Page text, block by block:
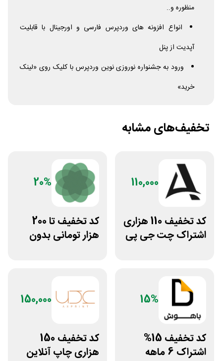
منظوره و..
انواع افزونه های وردپرس فارسی و اورجینال با قابلیت
آپدیت از پنل
ورود به جشنواره نوروزی نوین وردپرس با کلیک روی «لینک
خرید»
تخفیف‌های مشابه
110,000
کد تخفیف 110 هزاری
اشتراک چت جی پی
20%
کد تخفیف تا 200
هزار تومانی بدون
15%
کد تخفیف 15%
اشتراک 6 ماهه
150,000
کد تخفیف 150
هزاری چاپ آنلاین